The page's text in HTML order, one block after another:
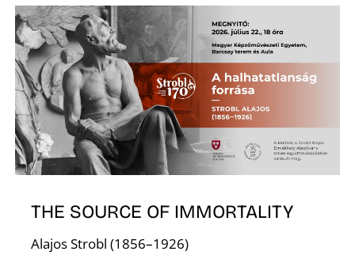
THE SOURCE OF IMMORTALITY
Alajos Strobl (1856–1926)